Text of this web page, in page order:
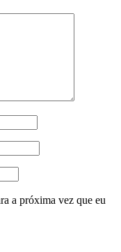
a próxima vez que eu